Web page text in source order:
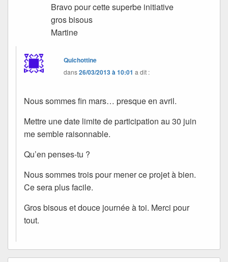
Bravo pour cette superbe initiative
gros bisous
Martine
Quichottine
dans26/03/2013 à 10:01 a dit :
Nous sommes fin mars… presque en avril.
Mettre une date limite de participation au 30 juin
me semble raisonnable.
Qu’en penses-tu ?
Nous sommes trois pour mener ce projet à bien.
Ce sera plus facile.
Gros bisous et douce journée à toi. Merci pour
tout.